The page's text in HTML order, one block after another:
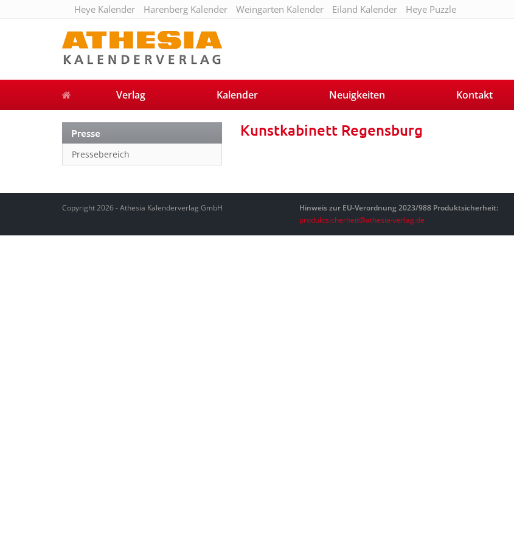
Heye Kalender Harenberg Kalender Weingarten Kalender Eiland Kalender Heye Puzzle
Verlag Kalender Neuigkeiten Kontakt
Presse
Pressebereich
Kunstkabinett Regensburg
Copyright 2026 - Athesia Kalenderverlag GmbH
Hinweis zur EU-Verordnung 2023/988 Produktsicherheit:
produktsicherheit@athesia-verlag.de